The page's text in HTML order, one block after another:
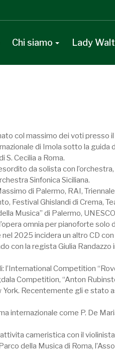
Chi siamo Lady
col massimo dei voti presso
di Imola sotto la guida
S. Cecilia a Roma.
da solista con
Sinfonica Siciliana.
di Palermo, RAI,
Festival Ghislandi di Crema,
Musica” di Palermo,
omnia per pianoforte solo
2025 incidera un altro CD
con la regista Giulia Randazzo
Competition
Competition, “Anton
York. Recentemente gli e stato
come P. De
cameristica con il
della Musica di Roma,